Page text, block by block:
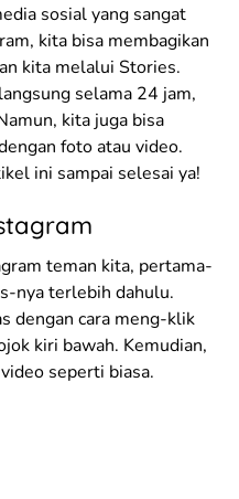
sosial yang sangat
kita bisa membagikan
kita melalui Stories.
selama 24 jam,
kita juga bisa
foto atau video.
ini sampai selesai ya!
teman kita, pertama-
nya terlebih dahulu.
dengan cara meng-klik
kiri bawah. Kemudian,
seperti biasa.